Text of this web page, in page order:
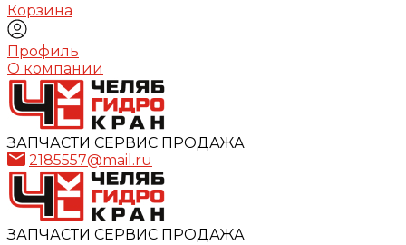
Корзина
Профиль
О компании
ЗАПЧАСТИ СЕРВИС ПРОДАЖА
2185557@mail.ru
ЗАПЧАСТИ СЕРВИС ПРОДАЖА